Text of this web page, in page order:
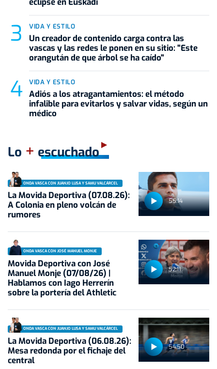
eclipse en Euskadi
VIDA Y ESTILO
Un creador de contenido carga contra las
vascas y las redes le ponen en su sitio: "Este
orangután de que árbol se ha caído"
VIDA Y ESTILO
Adiós a los atragantamientos: el método
infalible para evitarlos y salvar vidas, según un
médico
Lo + escuchado
55:14
ONDA VASCA CON JUANJO LUSA Y SAMU VALCÁRCEL
La Movida Deportiva (07.08.26):
A Colonia en pleno volcán de
rumores
52:11
ONDA VASCA CON JOSÉ MANUEL MONJE
Movida Deportiva con José
Manuel Monje (07/08/26) |
Hablamos con Iago Herrerín
sobre la portería del Athletic
54:50
ONDA VASCA CON JUANJO LUSA Y SAMU VALCÁRCEL
La Movida Deportiva (06.08.26):
Mesa redonda por el fichaje del
central